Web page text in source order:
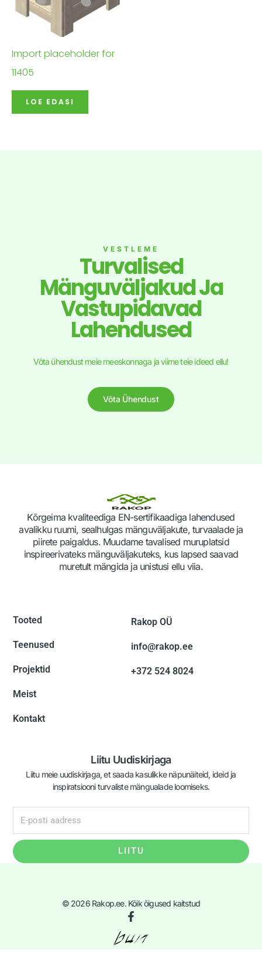
Import placeholder for
11405
LOE EDASI
VESTLEME
Turvalised
Mänguväljakud Ja
Vastupidavad
Lahendused
Võta ühendust meie meeskonnaga ja viime teie ideed ellu!
Võta Ühendust
Kõrgeima kvaliteediga EN-sertifikaadiga lahendused
avalikku ruumi, sealhulgas mänguväljakute, turvaalade ja
piirete paigaldus. Muudame tavalised muruplatsid
inspireerivateks mänguväljakuteks, kus lapsed saavad
muretult mängida ja unistusi ellu viia.
Tooted
Teenused
Projektid
Meist
Kontakt
Rakop OÜ
info@rakop.ee
+372 524 8024
Liitu Uudiskirjaga
Liitu meie uudiskirjaga, et saada kasulikke näpunäiteid, ideid ja
inspiratsiooni turvaliste mängualade loomiseks.
LIITU
© 2026 Rakop.ee. Kõik õigused kaitstud
F
a
c
e